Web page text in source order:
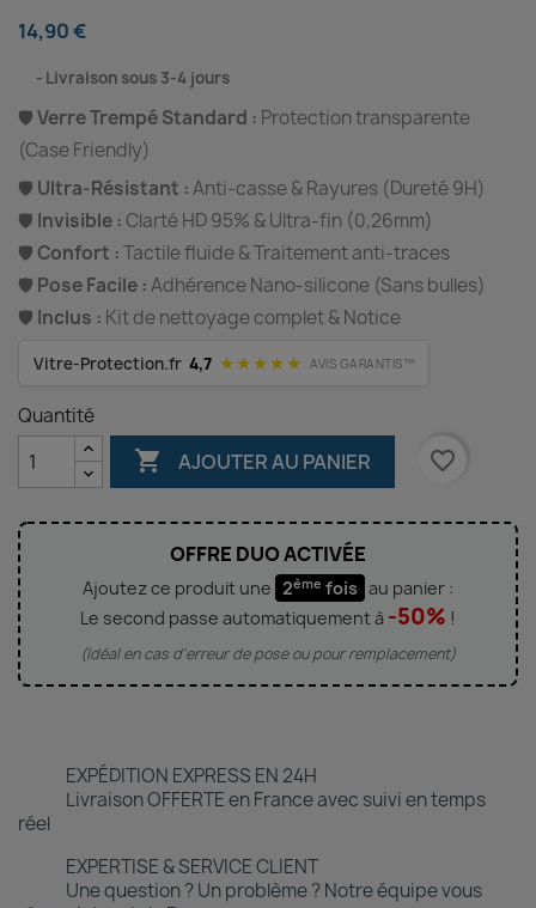
14,90 €
Livraison sous 3-4 jours
🛡️Verre Trempé Standard : Protection transparente
(Case Friendly)
🛡️ Ultra-Résistant :Anti-casse & Rayures (Dureté 9H)
🛡️ Invisible : Clarté HD 95% & Ultra-fin (0,26mm)
🛡️ Confort :Tactile fluide & Traitement anti-traces
🛡️ Pose Facile :Adhérence Nano-silicone (Sans bulles)
🛡️ Inclus : Kit de nettoyage complet & Notice
Vitre-Protection.fr 4,7 ★★★★★ AVIS GARANTIS™
Quantité
 AJOUTER AU PANIER favorite_border
OFFRE DUO ACTIVÉE
Ajoutez ce produit une 2ème fois au panier :
Le second passe automatiquement à -50% !
(Idéal en cas d'erreur de pose ou pour remplacement)
EXPÉDITION EXPRESS EN 24H
Livraison OFFERTE en France avec suivi en temps
réel
EXPERTISE & SERVICE CLIENT
Une question ? Un problème ? Notre équipe vous